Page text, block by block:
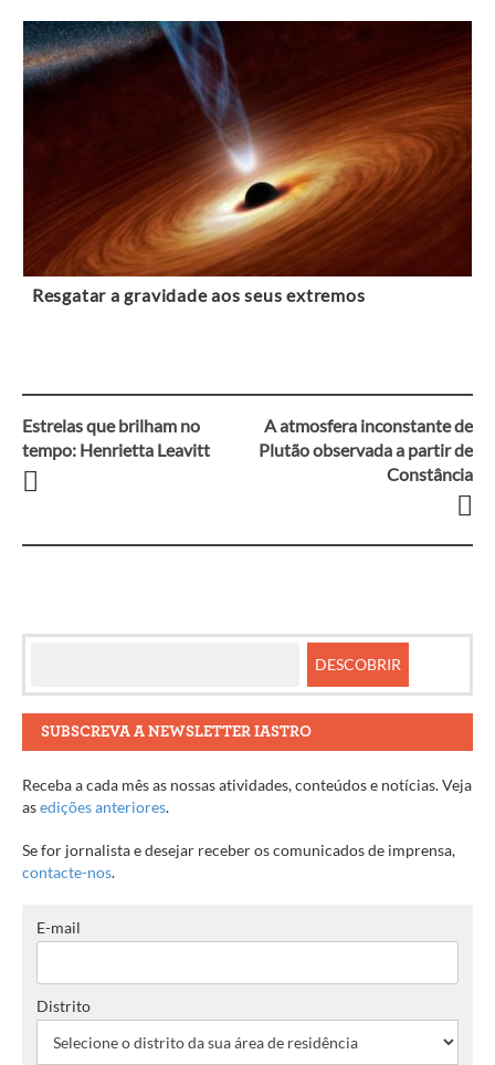
Resgatar a gravidade aos seus extremos
Navegação
entre
Estrelas que brilham no
tempo: Henrietta Leavitt
A atmosfera inconstante de
Plutão observada a partir de
Constância
SUBSCREVA A NEWSLETTER IASTRO
Receba a cada mês as nossas atividades, conteúdos e notícias. Veja
asedições anteriores.
Se for jornalista e desejar receber os comunicados de imprensa,
contacte-nos.
E-mail
Distrito